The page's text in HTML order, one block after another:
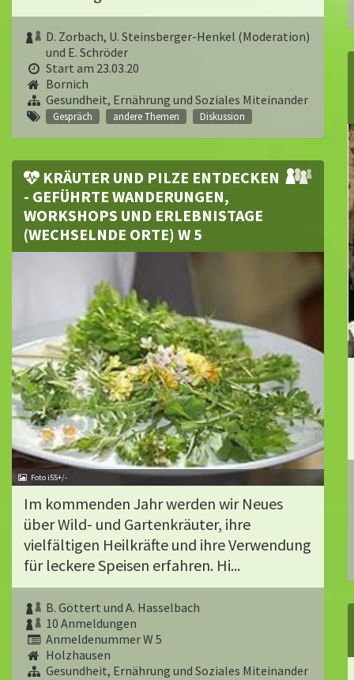
D. Zorbach, U. Steinsberger-Henkel (Moderation)
und E. Schröder
Start am 23.03.20
Bornich
Gesundheit, Ernährung und Soziales Miteinander
Gespräch andere Themen Diskussion
KRÄUTER UND PILZE ENTDECKEN
- GEFÜHRTE WANDE­RUNGEN,
WORKSHOPS UND ERLEBNISTAGE
(WECHSELNDE ORTE) W 5
Foto i55+/-
Im kommenden Jahr werden wir Neues
über Wild- und Gartenkräuter, ihre
vielfältigen Heilkräfte und ihre Ver­wendung
für leckere Speisen erfahren. Hi...
B. Göttert und A. Hasselbach
10 Anmeldungen
Anmeldenummer W 5
Holzhausen
Gesundheit, Ernährung und Soziales Miteinander